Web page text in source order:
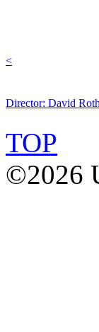
<
Director: David
TOP
©2026